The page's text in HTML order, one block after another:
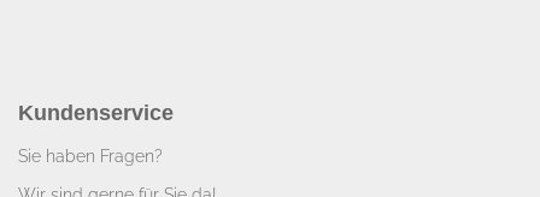
Kundenservice
Sie haben Fragen?